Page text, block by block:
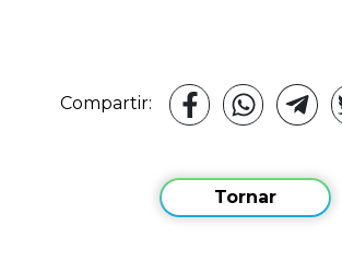
Compartir:
Tornar